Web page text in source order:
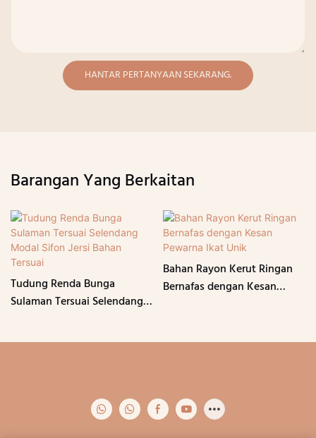
HANTAR PERTANYAAN SEKARANG.
Barangan Yang Berkaitan
Tudung Renda Bunga
Sulaman Tersuai Selendang
Bahan Rayon Kerut Ringan
Bernafas dengan Kesan